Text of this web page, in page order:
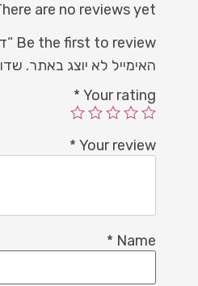
are no reviews yet.
Be the first to review “דיסק ליצירת חזון (פיזי)”
האימייל לא יוצג באתר.
Your rating
*
Your review
*
Name
*